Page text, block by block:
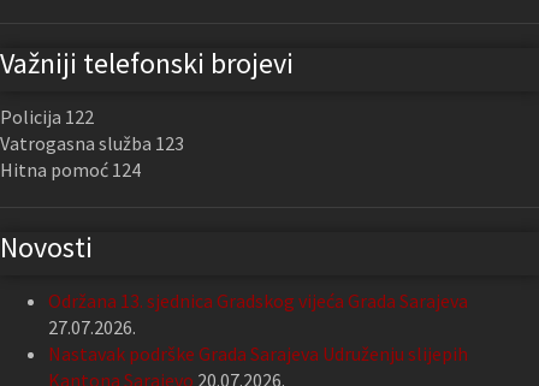
Važniji telefonski brojevi
Policija 122
Vatrogasna služba 123
Hitna pomoć 124
Novosti
Održana 13. sjednica Gradskog vijeća Grada Sarajeva
27.07.2026.
Nastavak podrške Grada Sarajeva Udruženju slijepih
Kantona Sarajevo 20.07.2026.